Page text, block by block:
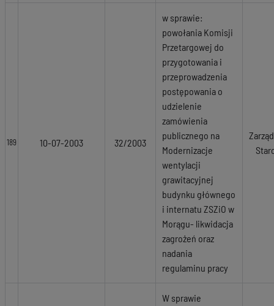
189 10-07-2003 32/2003
w sprawie:
powołania Komisji
Przetargowej do
przygotowania i
przeprowadzenia
postępowania o
udzielenie
zamówienia
publicznego na
Modernizacje
wentylacji
grawitacyjnej
budynku głównego
i internatu ZSZiO w
Morągu- likwidacja
zagrożeń oraz
nadania
regulaminu pracy
W sprawie